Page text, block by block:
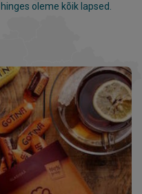
oleme kõik lapsed.